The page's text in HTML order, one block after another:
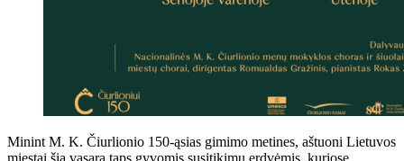
Minint M. K. Čiurlionio 150-ąsias gimimo metines, aštuoni Lietuvos
miestai šią vasarą taps gyvomis susitikimų erdvėmis, kuriose